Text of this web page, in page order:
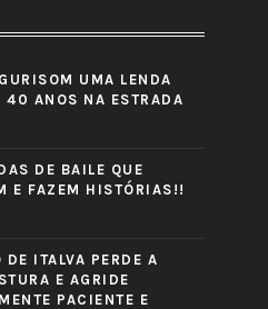
UMA LENDA
40 ANOS NA ESTRADA
DE BAILE QUE
E FAZEM HISTÓRIAS!!
DE ITALVA PERDE A
E AGRIDE
PACIENTE E